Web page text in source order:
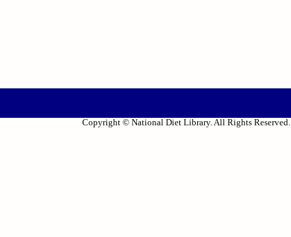
Copyright © National Diet Library. All Rights Reserved.